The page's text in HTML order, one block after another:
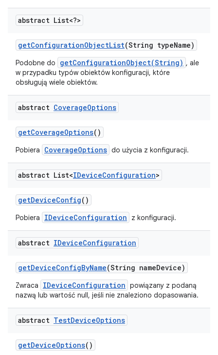
abstract List<?>
getConfigurationObjectList(String typeName)
Podobne do getConfigurationObject(String) , ale
w przypadku typów obiektów konfiguracji, które
obsługują wiele obiektów.
abstract CoverageOptions
getCoverageOptions()
Pobiera CoverageOptions do użycia z konfiguracji.
abstract List<IDeviceConfiguration>
getDeviceConfig()
Pobiera IDeviceConfiguration z konfiguracji.
abstract IDeviceConfiguration
getDeviceConfigByName(String nameDevice)
Zwraca IDeviceConfiguration powiązany z podaną
nazwą lub wartość null, jeśli nie znaleziono dopasowania.
abstract TestDeviceOptions
getDeviceOptions()